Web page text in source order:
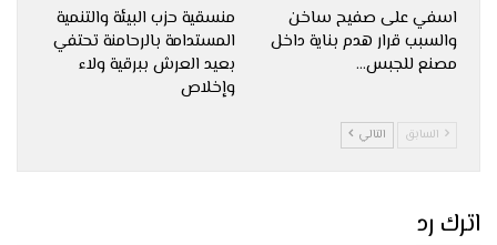
اسفي على صفيح ساخن
والسبب قرار هدم بناية داخل
مصنع للجبس…
منسقية حزب البيئة والتنمية
المستدامة بالرحامنة تحتفي
بعيد العرش ببرقية ولاء
وإخلاص
السابق التالي
اترك رد